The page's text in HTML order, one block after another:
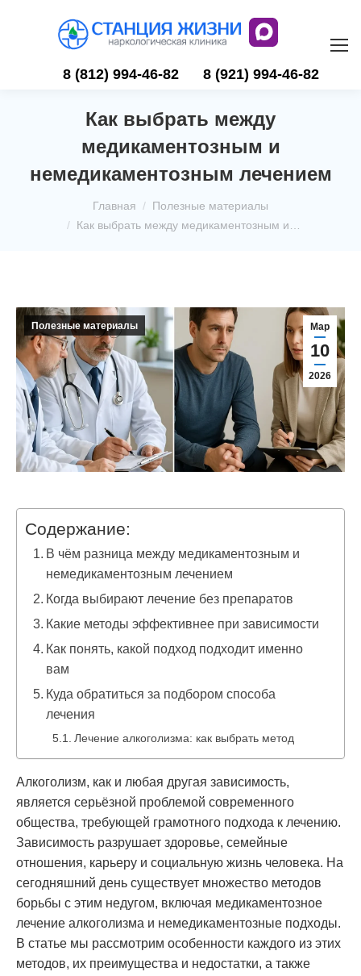
8 (812) 994-46-82 8 (921) 994-46-82
Как выбрать между
медикаментозным и
немедикаментозным лечением
Главная
Полезные материалы
Как выбрать между медикаментозным и…
Мар
10
2026
Полезные материалы
Содержание:
В чём разница между медикаментозным и
немедикаментозным лечением
Когда выбирают лечение без препаратов
Какие методы эффективнее при зависимости
Как понять, какой подход подходит именно
вам
Куда обратиться за подбором способа
лечения
Лечение алкоголизма: как выбрать метод
Алкоголизм, как и любая другая зависимость,
является серьёзной проблемой современного
общества, требующей грамотного подхода к лечению.
Зависимость разрушает здоровье, семейные
отношения, карьеру и социальную жизнь человека. На
сегодняшний день существует множество методов
борьбы с этим недугом, включая медикаментозное
лечение алкоголизма и немедикаментозные подходы.
В статье мы рассмотрим особенности каждого из этих
методов, их преимущества и недостатки, а также